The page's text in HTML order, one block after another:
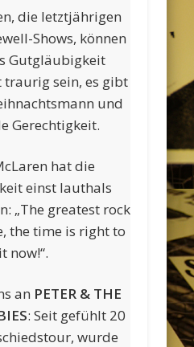
die letztjährigen
Shows, können
Gutgläubigkeit
traurig sein, es gibt
und
Gerechtigkeit.
hat die
einst lauthals
„The greatest rock
the time is right to
now!“.
an PETER & THE
: Seit gefühlt 20
wurde